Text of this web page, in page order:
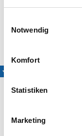
Notwendig
Komfort
Statistiken
Marketing
Melodie und Text: 19.